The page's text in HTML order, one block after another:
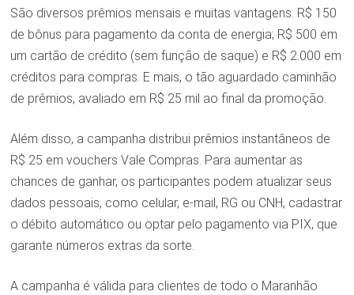
São diversos prêmios mensais e muitas vantagens: R$ 150
de bônus para pagamento da conta de energia; R$ 500 em
um cartão de crédito (sem função de saque) e R$ 2.000 em
créditos para compras. E mais, o tão aguardado caminhão
de prêmios, avaliado em R$ 25 mil ao final da promoção.
Além disso, a campanha distribui prêmios instantâneos de
R$ 25 em vouchers Vale Compras. Para aumentar as
chances de ganhar, os participantes podem atualizar seus
dados pessoais, como celular, e-mail, RG ou CNH, cadastrar
o débito automático ou optar pelo pagamento via PIX, que
garante números extras da sorte.
A campanha é válida para clientes de todo o Maranhão